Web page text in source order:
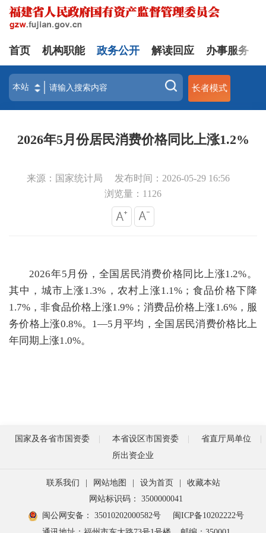
首页 机构职能 政务公开 解读回应 办事服务
长者模式
2026年5月份居民消费价格同比上涨1.2%
来源：国家统计局
发布时间：2026-05-29 16:56
浏览量： 1126
2026年5月份，全国居民消费价格同比上涨1.2%。
其中，城市上涨1.3%，农村上涨1.1%；食品价格下降
1.7%，非食品价格上涨1.9%；消费品价格上涨1.6%，服
务价格上涨0.8%。1­­—5月平均，全国居民消费价格比上
年同期上涨1.0%。
国家及各省市国资委 本省设区市国资委
省直厅局单位
所出资企业
联系我们 网站地图 设为首页
收藏本站
网站标识码： 3500000041
闽公网安备： 35010202000582号
闽ICP备10202222号